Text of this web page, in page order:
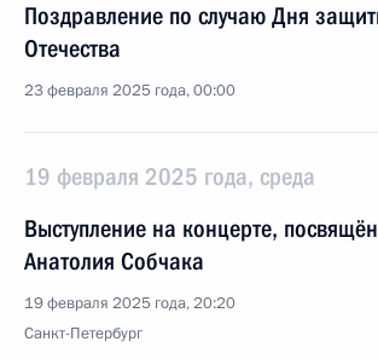
Поздравление по случаю Дня
Отечества
23 февраля 2025 года, 00:00
19 февраля 2025 года, среда
Выступление на концерте,
Анатолия Собчака
19 февраля 2025 года, 20:20
Санкт-Петербург